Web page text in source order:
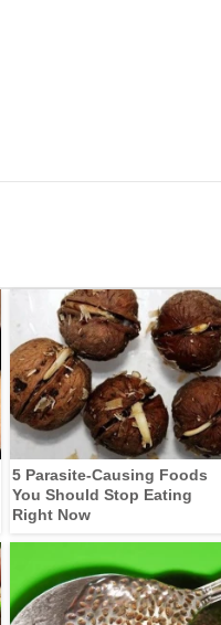
5 Parasite-Causing Foods
You Should Stop Eating
Right Now